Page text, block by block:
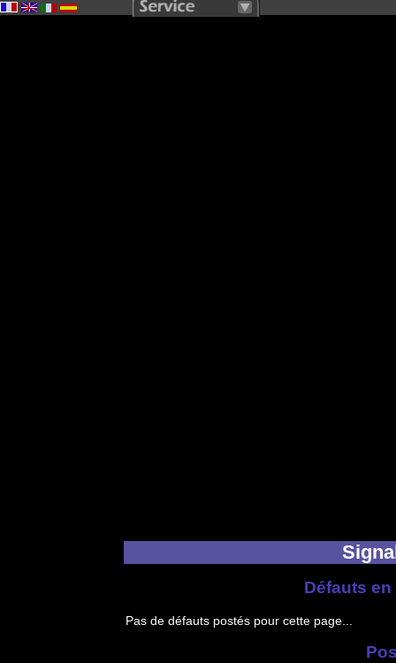
Défauts
Pas de défauts postés pour cette page...